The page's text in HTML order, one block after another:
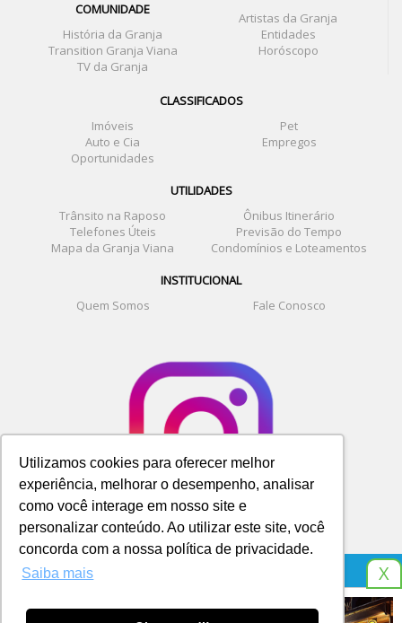
Utilizamos cookies para oferecer melhor
experiência, melhorar o desempenho, analisar
como você interage em nosso site e
personalizar conteúdo. Ao utilizar este site, você
concorda com a nossa política de privacidade.
Saiba mais
X
COMUNIDADE
Artistas da Granja
História da Granja
Entidades
Transition Granja Viana
Horóscopo
TV da Granja
CLASSIFICADOS
Imóveis
Pet
Auto e Cia
Empregos
Oportunidades
UTILIDADES
Trânsito na Raposo
Ônibus Itinerário
Telefones Úteis
Previsão do Tempo
Mapa da Granja Viana
Condomínios e Loteamentos
INSTITUCIONAL
Quem Somos
Fale Conosco
© SITE DA GRANJA. TELEFONE E WHATSAPP 9 8266 8541